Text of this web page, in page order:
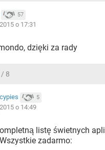
57
o 17:31
dzięki za rady
/ 8
5
o 14:49
listę świetnych
zadarmo: